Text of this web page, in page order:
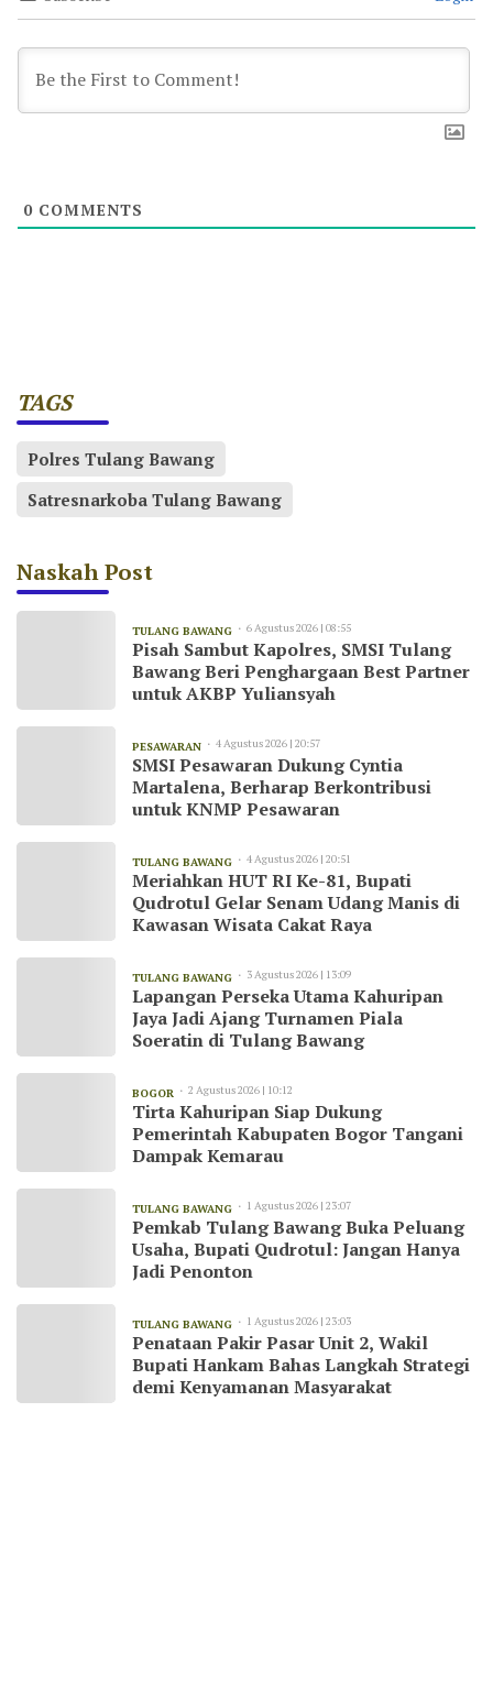
0 COMMENTS
TAGS
Polres Tulang Bawang
Satresnarkoba Tulang Bawang
Naskah Post
TULANG BAWANG 6 Agustus 2026 | 08:55
Pisah Sambut Kapolres, SMSI Tulang
Bawang Beri Penghargaan Best Partner
untuk AKBP Yuliansyah
PESAWARAN 4 Agustus 2026 | 20:57
SMSI Pesawaran Dukung Cyntia
Martalena, Berharap Berkontribusi
untuk KNMP Pesawaran
TULANG BAWANG 4 Agustus 2026 | 20:51
Meriahkan HUT RI Ke-81, Bupati
Qudrotul Gelar Senam Udang Manis di
Kawasan Wisata Cakat Raya
TULANG BAWANG 3 Agustus 2026 | 13:09
Lapangan Perseka Utama Kahuripan
Jaya Jadi Ajang Turnamen Piala
Soeratin di Tulang Bawang
BOGOR 2 Agustus 2026 | 10:12
Tirta Kahuripan Siap Dukung
Pemerintah Kabupaten Bogor Tangani
Dampak Kemarau
TULANG BAWANG 1 Agustus 2026 | 23:07
Pemkab Tulang Bawang Buka Peluang
Usaha, Bupati Qudrotul: Jangan Hanya
Jadi Penonton
TULANG BAWANG 1 Agustus 2026 | 23:03
Penataan Pakir Pasar Unit 2, Wakil
Bupati Hankam Bahas Langkah Strategi
demi Kenyamanan Masyarakat